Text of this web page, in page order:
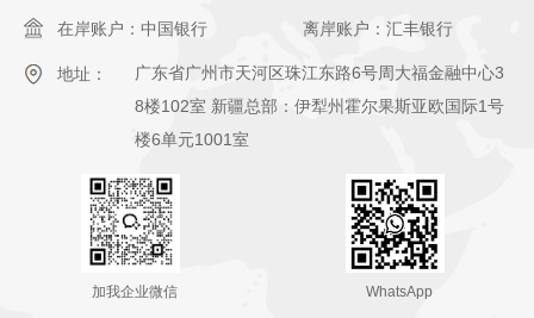
在岸账户：中国银行 离岸账户：汇丰银行
地址：
广东省广州市天河区珠江东路6号周大福金融中心3
8楼102室 新疆总部：伊犁州霍尔果斯亚欧国际1号
楼6单元1001室
WhatsApp
加我企业微信